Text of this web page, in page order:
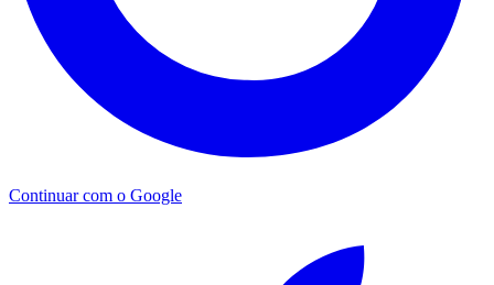
Continuar com o Google